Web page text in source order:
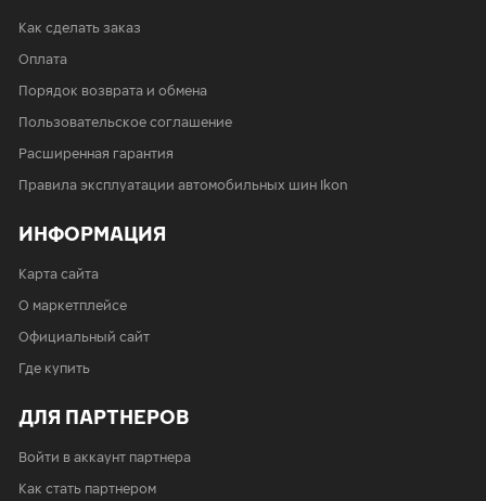
Как сделать заказ
Оплата
Порядок возврата и обмена
Пользовательское соглашение
Расширенная гарантия
Правила эксплуатации автомобильных шин Ikon
ИНФОРМАЦИЯ
Карта сайта
О маркетплейсе
Официальный сайт
Где купить
ДЛЯ ПАРТНЕРОВ
Войти в аккаунт партнера
Как стать партнером